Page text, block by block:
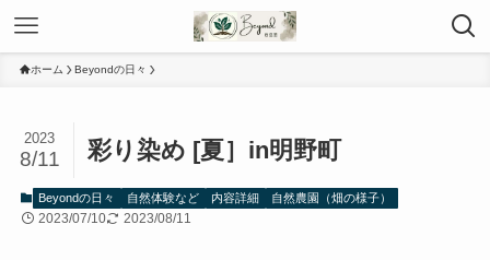
ホーム Beyondの日々
彩り染め [夏］in明野町
2023
8/11
Beyondの日々 自然体験など 内容詳細 自然農園（畑の様子）
2023/07/10 2023/08/11